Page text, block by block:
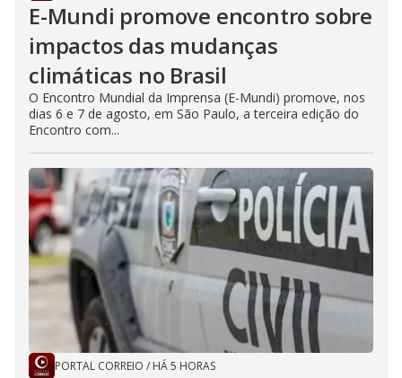
E-Mundi promove encontro sobre
impactos das mudanças
climáticas no Brasil
O Encontro Mundial da Imprensa (E-Mundi) promove, nos
dias 6 e 7 de agosto, em São Paulo, a terceira edição do
Encontro com...
PORTAL CORREIO / HÁ 5 HORAS